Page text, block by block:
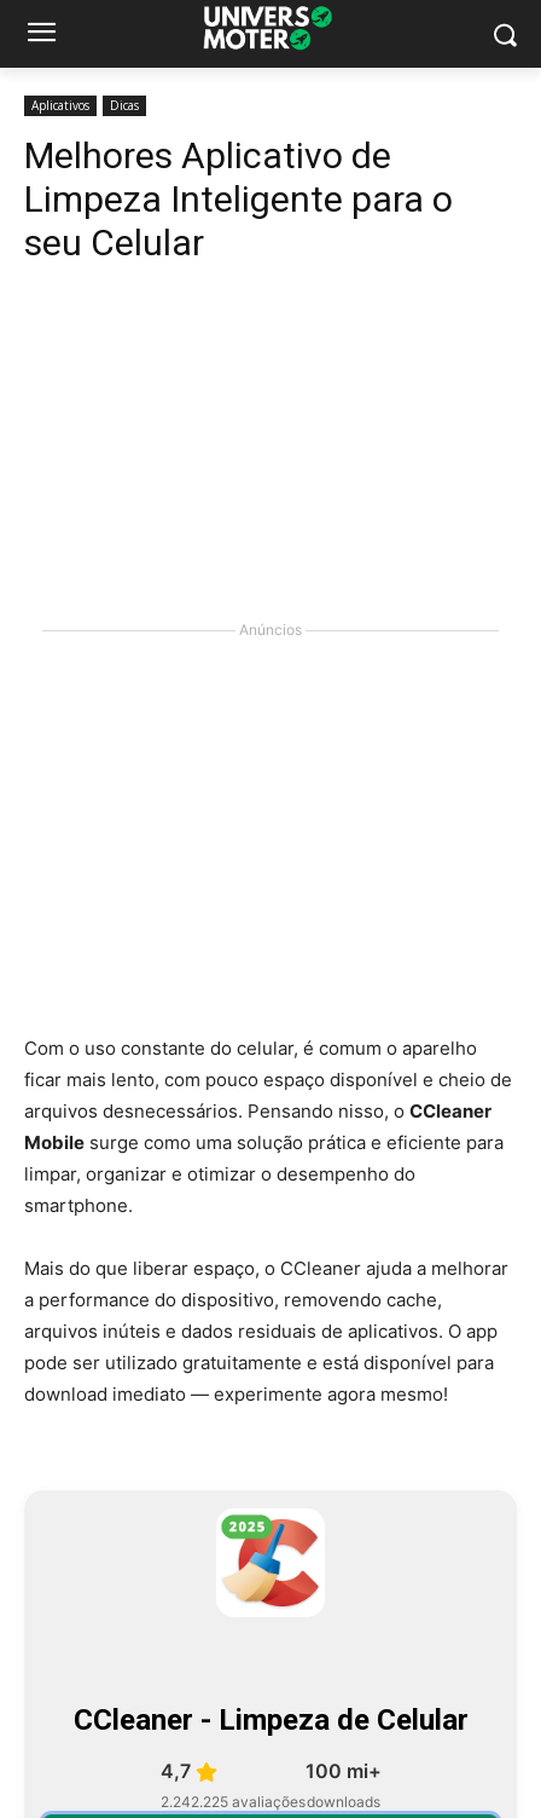
Aplicativos Dicas
Melhores Aplicativo de
Limpeza Inteligente para o
seu Celular
Anúncios
Com o uso constante do celular, é comum o aparelho
ficar mais lento, com pouco espaço disponível e cheio de
arquivos desnecessários. Pensando nisso, o CCleaner
Mobile surge como uma solução prática e eficiente para
limpar, organizar e otimizar o desempenho do
smartphone.
Mais do que liberar espaço, o CCleaner ajuda a melhorar
a performance do dispositivo, removendo cache,
arquivos inúteis e dados residuais de aplicativos. O app
pode ser utilizado gratuitamente e está disponível para
download imediato — experimente agora mesmo!
CCleaner - Limpeza de Celular
4,7
2.242.225 avaliações
100 mi+
downloads